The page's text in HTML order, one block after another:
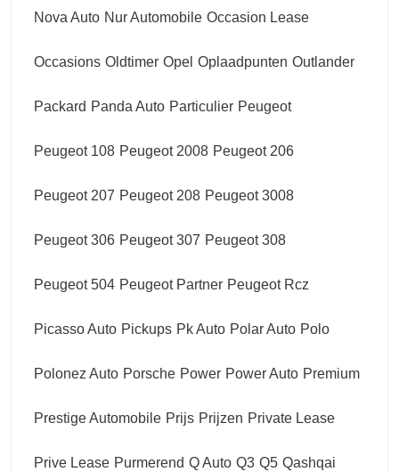
Nova Auto Nur Automobile Occasion Lease
Occasions Oldtimer Opel Oplaadpunten Outlander
Packard Panda Auto Particulier Peugeot
Peugeot 108 Peugeot 2008 Peugeot 206
Peugeot 207 Peugeot 208 Peugeot 3008
Peugeot 306 Peugeot 307 Peugeot 308
Peugeot 504 Peugeot Partner Peugeot Rcz
Picasso Auto Pickups Pk Auto Polar Auto Polo
Polonez Auto Porsche Power Power Auto Premium
Prestige Automobile Prijs Prijzen Private Lease
Prive Lease Purmerend Q Auto Q3 Q5 Qashqai